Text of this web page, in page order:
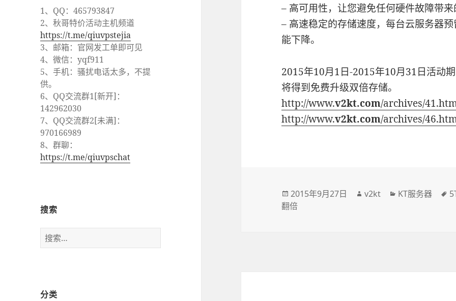
1、QQ：465793847
2、秋哥特价活动主机频道
https://t.me/qiuvpstejia
3、邮箱：官网发工单即可见
4、微信：yqf911
5、手机：骚扰电话太多，不提
供。
6、QQ交流群1[新开]：
142962030
7、QQ交流群2[未满]：
970166989
8、群聊：
https://t.me/qiuvpschat
搜索
搜
索
分类
– 高可用性，让您避免任何硬件故障带
– 高速稳定的存储速度，每台云服务器
能下降。
2015年10月1日-2015年10月31日活动
将得到免费升级双倍存储。
http://www.v2kt.com/archives/
http://www.v2kt.com/archives/
发
布
2015年9月27日
作
v2kt
分
KT服务器
翻倍